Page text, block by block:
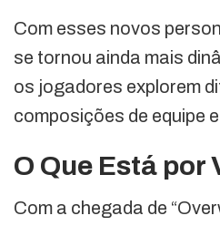
Com esses novos
se tornou ainda mais
os jogadores explorem
composições de equipe
O Que Está por
Com a chegada de